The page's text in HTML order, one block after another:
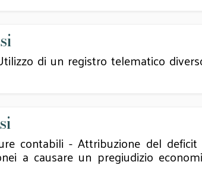
di un registro telematico
contabili - Attribuzione del
a causare un pregiudizio